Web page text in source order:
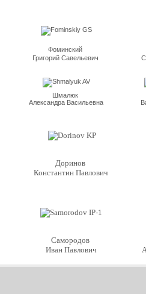
Фоминский
Григорий Савельевич
Шмалюк
Александра Васильевна
Доринов
Константин Павлович
Самородов
Иван Павлович